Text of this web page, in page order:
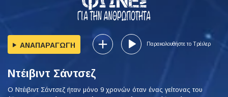
ΑΝΑΠΑΡΑΓΩΓΗ Παρακολουθήστε το Τρέιλερ
Ντέιβιντ Σάντσεζ
Ο Ντέιβιντ Σάντσεζ ήταν μόνο 9 χρονών όταν ένας γείτονας του